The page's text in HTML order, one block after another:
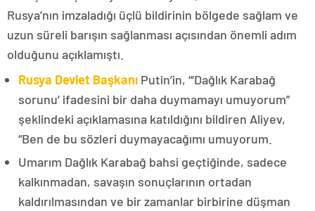
Rusya’nın imzaladığı üçlü bildirinin bölgede sağlam ve
uzun süreli barışın sağlanması açısından önemli adım
olduğunu açıklamıştı.
Rusya Devlet Başkanı Putin’in, “‘Dağlık Karabağ
sorunu’ ifadesini bir daha duymamayı umuyorum”
şeklindeki açıklamasına katıldığını bildiren Aliyev,
“Ben de bu sözleri duymayacağımı umuyorum.
Umarım Dağlık Karabağ bahsi geçtiğinde, sadece
kalkınmadan, savaşın sonuçlarının ortadan
kaldırılmasından ve bir zamanlar birbirine düşman